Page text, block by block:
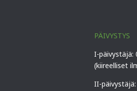
PÄIVYSTYS
I-päivystäjä:
(kiireelliset
II-päivystäjä: